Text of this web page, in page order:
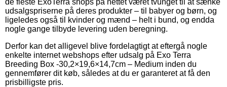
udsalgspriserne på deres produkter – til babyer og børn, og
ligeledes også til kvinder og mænd – helt i bund, og endda
nogle gange tilbyde levering uden beregning.
Derfor kan det alligevel blive fordelagtigt at eftergå nogle
enkelte internet webshops efter udsalg på Exo Terra
Breeding Box -30,2×19,6×14,7cm – Medium inden du
gennemfører dit køb, således at du er garanteret at få den
prisbilligste pris.